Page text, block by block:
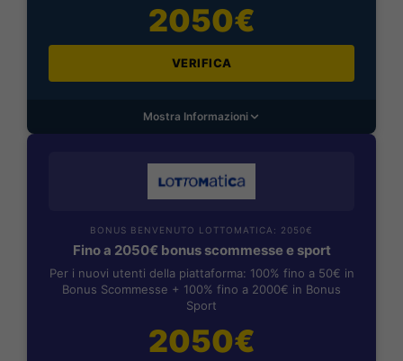
2050€
VERIFICA
Mostra Informazioni
BONUS BENVENUTO LOTTOMATICA: 2050€
Fino a 2050€ bonus scommesse e sport
Per i nuovi utenti della piattaforma: 100% fino a 50€ in
Bonus Scommesse + 100% fino a 2000€ in Bonus
Sport
2050€